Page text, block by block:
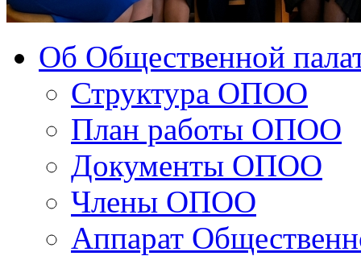
Об Общественной
Структура ОПОО
План работы ОПОО
Документы ОПОО
Члены ОПОО
Аппарат